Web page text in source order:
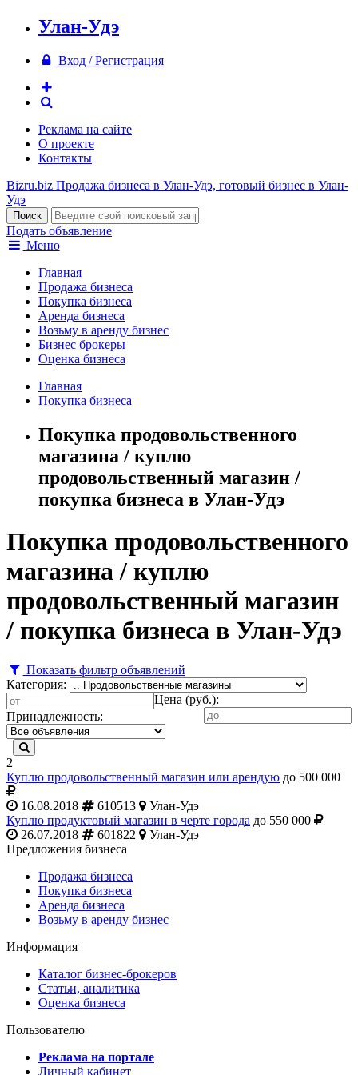
Улан-Удэ
Вход / Регистрация
Реклама на сайте
О проекте
Контакты
Bizru.biz Продажа бизнеса в Улан-Удэ, готовый бизнес в Улан-
Удэ
Подать объявление
Меню
Главная
Продажа бизнеса
Покупка бизнеса
Аренда бизнеса
Возьму в аренду бизнес
Бизнес брокеры
Оценка бизнеса
Главная
Покупка бизнеса
Покупка продовольственного
магазина / куплю
продовольственный магазин /
покупка бизнеса в Улан-Удэ
Покупка продовольственного
магазина / куплю
продовольственный магазин
/ покупка бизнеса в Улан-Удэ
Показать фильтр объявлений
Категория:
Цена (руб.):
Принадлежность:
2
Куплю продовольственный магазин или арендую до 500 000
16.08.2018 610513
Улан-Удэ
Куплю продуктовый магазин в черте города до 550 000
26.07.2018
601822
Улан-Удэ
Предложения бизнеса
Продажа бизнеса
Покупка бизнеса
Аренда бизнеса
Возьму в аренду бизнес
Информация
Каталог бизнес-брокеров
Статьи, аналитика
Оценка бизнеса
Пользователю
Реклама на портале
Личный кабинет